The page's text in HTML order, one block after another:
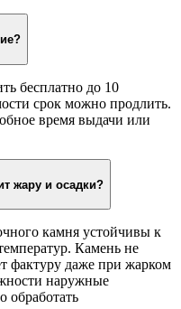
бесплатно до 10
срок можно продлить.
время выдачи или
жару и осадки?
камня устойчивы к
Камень не
фактуру даже при жарком
наружные
обработать